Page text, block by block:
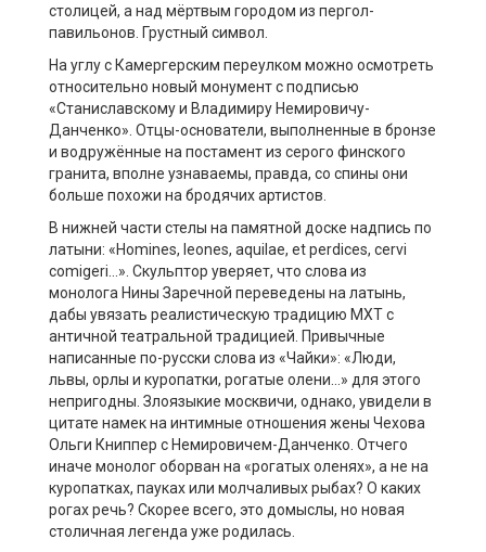
столицей, а над мёртвым городом из пергол-
павильонов. Грустный символ.
На углу с Камергерским переулком можно осмотреть
относительно новый монумент с подписью
«Станиславскому и Владимиру Немировичу-
Данченко». Отцы-основатели, выполненные в бронзе
и водружённые на постамент из серого финского
гранита, вполне узнаваемы, правда, со спины они
больше похожи на бродячих артистов.
В нижней части стелы на памятной доске надпись по
латыни: «Homines, leones, aquilae, et perdices, cervi
comigeri…». Скульптор уверяет, что слова из
монолога Нины Заречной переведены на латынь,
дабы увязать реалистическую традицию МХТ с
античной театральной традицией. Привычные
написанные по-русски слова из «Чайки»: «Люди,
львы, орлы и куропатки, рогатые олени…» для этого
непригодны. Злоязыкие москвичи, однако, увидели в
цитате намек на интимные отношения жены Чехова
Ольги Книппер с Немировичем-Данченко. Отчего
иначе монолог оборван на «рогатых оленях», а не на
куропатках, пауках или молчаливых рыбах? О каких
рогах речь? Скорее всего, это домыслы, но новая
столичная легенда уже родилась.